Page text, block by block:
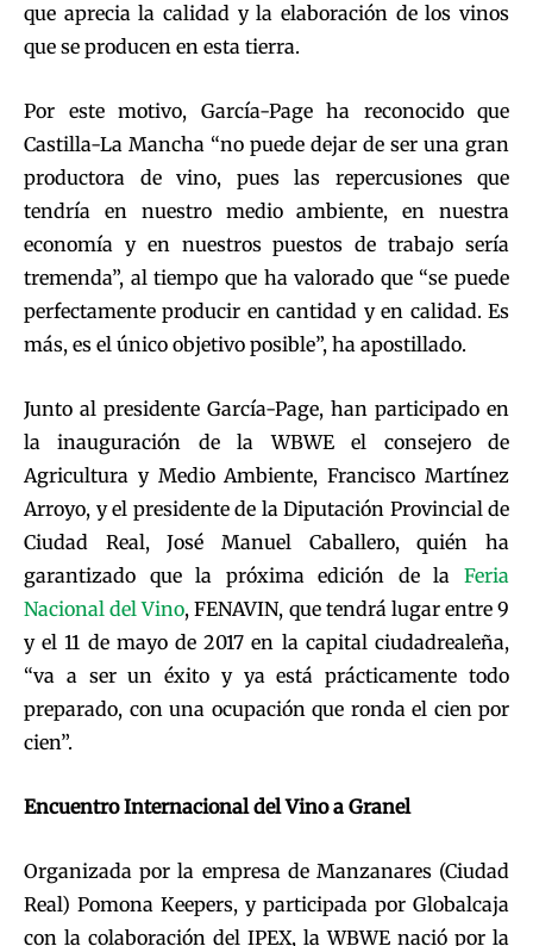
que aprecia la calidad y la elaboración de los vinos
que se producen en esta tierra.
Por este motivo, García-Page ha reconocido que
Castilla-La Mancha “no puede dejar de ser una gran
productora de vino, pues las repercusiones que
tendría en nuestro medio ambiente, en nuestra
economía y en nuestros puestos de trabajo sería
tremenda”, al tiempo que ha valorado que “se puede
perfectamente producir en cantidad y en calidad. Es
más, es el único objetivo posible”, ha apostillado.
Junto al presidente García-Page, han participado en
la inauguración de la WBWE el consejero de
Agricultura y Medio Ambiente, Francisco Martínez
Arroyo, y el presidente de la Diputación Provincial de
Ciudad Real, José Manuel Caballero, quién ha
garantizado que la próxima edición de la Feria
Nacional del Vino, FENAVIN, que tendrá lugar entre 9
y el 11 de mayo de 2017 en la capital ciudadrealeña,
“va a ser un éxito y ya está prácticamente todo
preparado, con una ocupación que ronda el cien por
cien”.
Encuentro Internacional del Vino a Granel
Organizada por la empresa de Manzanares (Ciudad
Real) Pomona Keepers, y participada por Globalcaja
con la colaboración del IPEX, la WBWE nació por la